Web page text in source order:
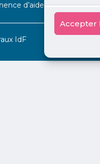
Accepter
d’aide à l’installation
IdF